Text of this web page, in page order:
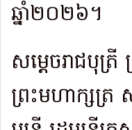
ឆ្នាំ២០២៦។
សម្តេចរាជបុត្រី
ព្រះមហាក្សត្